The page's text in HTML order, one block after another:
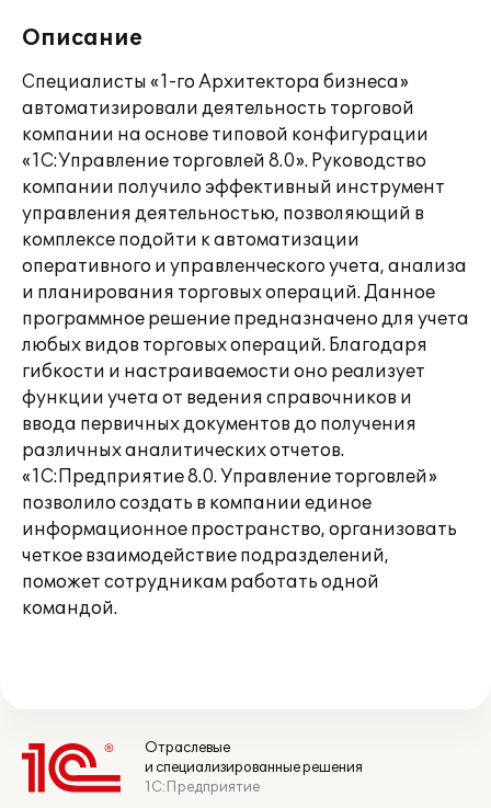
Описание
Специалисты «1-го Архитектора бизнеса»
автоматизировали деятельность торговой
компании на основе типовой конфигурации
«1С:Управление торговлей 8.0». Руководство
компании получило эффективный инструмент
управления деятельностью, позволяющий в
комплексе подойти к автоматизации
оперативного и управленческого учета, анализа
и планирования торговых операций. Данное
программное решение предназначено для учета
любых видов торговых операций. Благодаря
гибкости и настраиваемости оно реализует
функции учета от ведения справочников и
ввода первичных документов до получения
различных аналитических отчетов.
«1С:Предприятие 8.0. Управление торговлей»
позволило создать в компании единое
информационное пространство, организовать
четкое взаимодействие подразделений,
поможет сотрудникам работать одной
командой.
Отраслевые
и специализированные решения
1С:Предприятие